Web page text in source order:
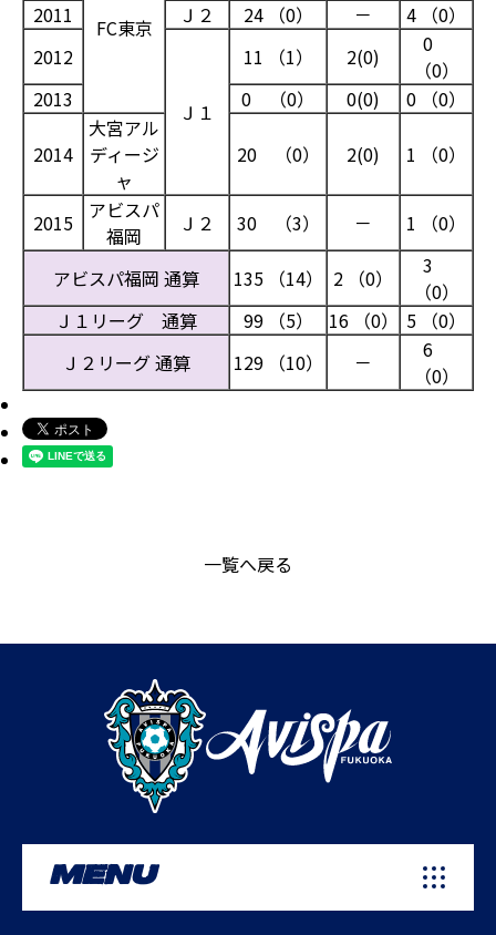
FC東京
2011
Ｊ２ 24 （0） －
4 （0）
2012
Ｊ１
11 （1） 2(0)
0
（0）
2013
0 （0） 0(0) 0 （0）
2014
大宮アル
ディージ
ャ
20 （0） 2(0) 1 （0）
2015
アビスパ
福岡
Ｊ２ 30 （3） － 1 （0）
アビスパ福岡 通算 135 （14） 2 （0）
3
（0）
Ｊ１リーグ 通算
99 （5） 16 （0）
5 （0）
Ｊ２リーグ 通算
129 （10） －
6
（0）
一覧へ戻る
MENU